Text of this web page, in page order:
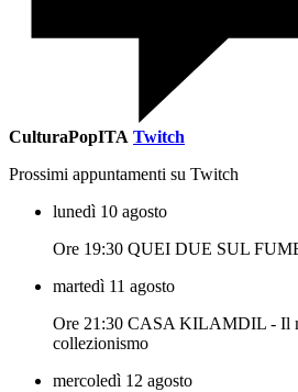
CulturaPopITA Twitch
Prossimi appuntamenti su Twitch
lunedì 10 agosto
Ore 19:30 QUEI DUE SUL
martedì 11 agosto
Ore 21:30 CASA KILAMDIL - Il
collezionismo
mercoledì 12 agosto